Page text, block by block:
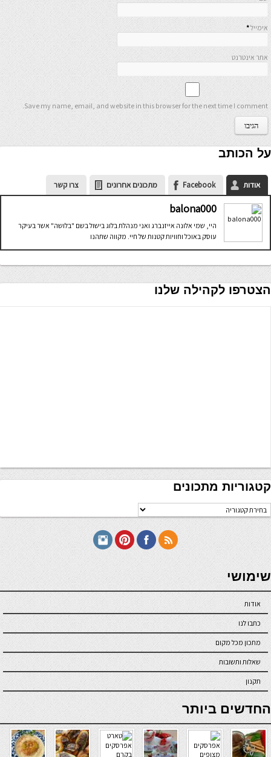
אימייל*
אתר אינטרנט
Save my name, email, and website in this browser for the next time I comment.
על הכותב
אודות Facebook מתכונים אחרונים צרו קשר
balona000
היי, שמי אלונה אייזנברג ואני מנהלת בלוג בישול בשם "בלושה" אשר בעיקר
עוסק באוכל וחוויות קטנות של חיי. מקווה שתהנו
הצטרפו לקהילה שלנו
קטגוריות מתכונים
קטגוריות
מתכונים
seriöse online casinos österreich
שימושי
אודות
כתבו לנו
מתכון מכל מקום
שאלות ותשובות
תקנון
online casino
החדשים ביותר